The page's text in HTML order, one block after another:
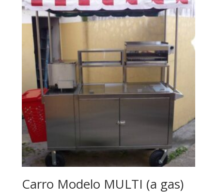
Carro Modelo MULTI (a gas)